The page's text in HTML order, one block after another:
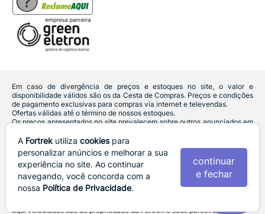
Em caso de divergência de preços e estoques no site, o valor e
disponibilidade válidos são os da Cesta de Compras. Preços e condições
de pagamento exclusivas para compras via internet e televendas.
Ofertas válidas até o término de nossos estoques.
Os preços apresentados no site prevalecem sobre outros anunciados em
Defesa do Consumidor:Lei nº 8.078.
Vendas sujeitas à confirmação de dados e análises de crédito e risco.
Razão Social: Hayamax Distribuidora de Produtos Eletrônicos Ltda -
CNPJ: 01.725.627/0007-68 - Endereço: R. João Marques de Nobrega,
300 - Fundos lado esquerdo, Sala B - Gleba Ibiporã - CEP: 86206-240 -
Ibiporã / PR
aqui veiculados são de propriedade da Fortrek e seus parceiros.
A Fortrek utiliza cookiespara
personalizar anúncios e melhorar a sua
experiência no site. Ao continuar
navegando, você concorda com a
nossa Política de Privacidade.
continuar
e fechar